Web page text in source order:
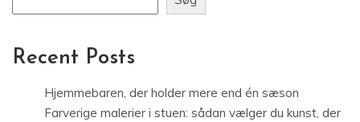
Recent Posts
Hjemmebaren, der holder mere end én sæson
Farverige malerier i stuen: sådan vælger du kunst, der